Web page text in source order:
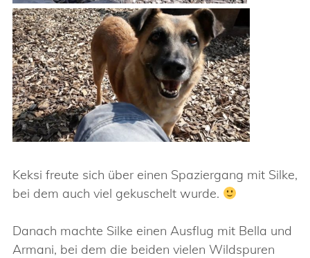
Keksi freute sich über einen Spaziergang mit Silke,
bei dem auch viel gekuschelt wurde.
Danach machte Silke einen Ausflug mit Bella und
Armani, bei dem die beiden vielen Wildspuren